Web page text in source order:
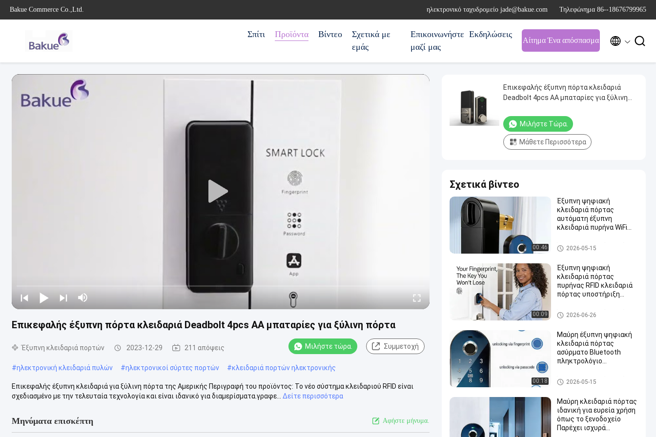
Bakue Commerce Co.,Ltd. ηλεκτρονικό ταχυδρομείο jade@bakue.com Τηλεφώνημα 86--18676799965
Σπίτι Προϊόντα Βίντεο
Σχετικά με
εμάς
Επικοινωνήστε
μαζί μας
Εκδηλώσεις
Αίτημα Ένα απόσπασμα  
Επικεφαλής έξυπνη πόρτα κλειδαριά Deadbolt 4pcs AA μπαταρίες για ξύλινη πόρτα
Έξυπνη κλειδαριά πορτών 2023-12-29 211 απόψεις Μιλήστε τώρα. Συμμετοχή
#ηλεκτρονική κλειδαριά πυλών #ηλεκτρονικοί σύρτες πορτών #κλειδαριά πορτών ηλεκτρονικής
Επικεφαλής έξυπνη κλειδαριά για ξύλινη πόρτα της Αμερικής Περιγραφή του προϊόντος: Το νέο σύστημα κλειδαριού RFID είναι
σχεδιασμένο με την τελευταία τεχνολογία και είναι ιδανικό για διαμερίσματα.γραφε...
Δείτε περισσότερα
Μηνύματα επισκέπτη Αφήστε μήνυμα.
Επικεφαλής έξυπνη πόρτα κλειδαριά
Deadbolt 4pcs AA μπαταρίες για ξύλινη
Μιλήστε Τώρα.
Μάθετε Περισσότερα
Σχετικά βίντεο
00:46
Έξυπνη ψηφιακή
κλειδαριά πόρτας
αυτόματη έξυπνη
κλειδαριά πυρήνα WiFi
Έξυπνη κλειδαριά πορτών
2026-05-15
00:09
Έξυπνη ψηφιακή
κλειδαριά πόρτας
πυρήνας RFID κλειδαριά
πόρτας υποστήριξη
αλουμινίου Cooper
Έξυπνη κλειδαριά πορτών
2026-06-26
00:18
Μαύρη έξυπνη ψηφιακή
κλειδαριά πόρτας
ασύρματο Bluetooth
πληκτρολόγιο
οικιακές πόρτες
Έξυπνη κλειδαριά πορτών
2026-05-15
Μαύρη κλειδαριά πόρτας
ιδανική για ευρεία χρήση
όπως το ξενοδοχείο
Παρέχει ισχυρά